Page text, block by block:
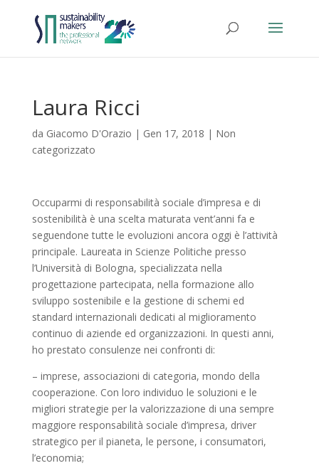
Laura Ricci
da Giacomo D'Orazio | Gen 17, 2018 | Non
categorizzato
Occuparmi di responsabilità sociale d’impresa e di
sostenibilità è una scelta maturata vent’anni fa e
seguendone tutte le evoluzioni ancora oggi è l’attività
principale. Laureata in Scienze Politiche presso
l’Università di Bologna, specializzata nella
progettazione partecipata, nella formazione allo
sviluppo sostenibile e la gestione di schemi ed
standard internazionali dedicati al miglioramento
continuo di aziende ed organizzazioni. In questi anni,
ho prestato consulenze nei confronti di:
– imprese, associazioni di categoria, mondo della
cooperazione. Con loro individuo le soluzioni e le
migliori strategie per la valorizzazione di una sempre
maggiore responsabilità sociale d’impresa, driver
strategico per il pianeta, le persone, i consumatori,
l’economia;